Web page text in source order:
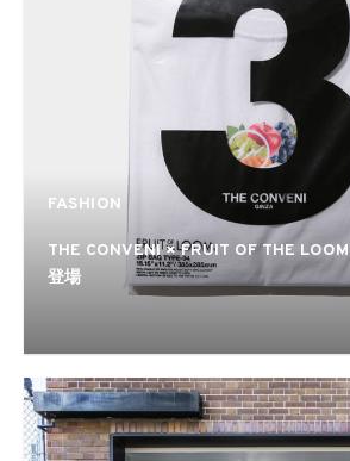
FASHION
THE CONVENI × FRUIT OF THE
登場